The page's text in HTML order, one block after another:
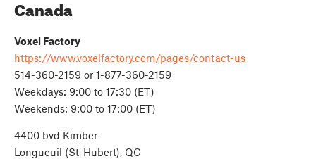
Canada
Voxel Factory
https://www.voxelfactory.com/pages/contact-us
514-360-2159 or 1-877-360-2159
Weekdays: 9:00 to 17:30 (ET)
Weekends: 9:00 to 17:00 (ET)
4400 bvd Kimber
Longueuil (St-Hubert), QC